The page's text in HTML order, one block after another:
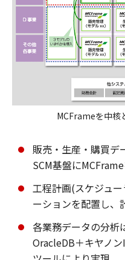
MCFrameを中核
販売・生産・購買デ
SCM基盤に
工程計画(スケジュ
ーションを配置し、
各業務データの分析
OracleDB＋キヤノ